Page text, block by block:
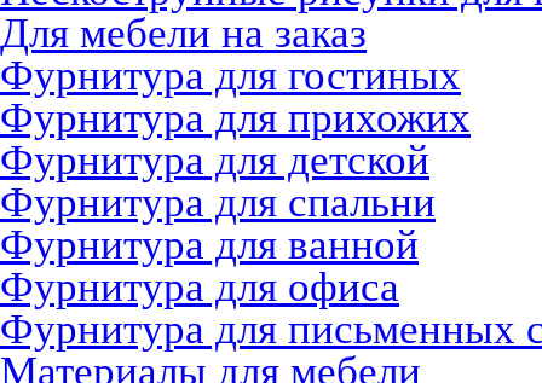
Для мебели на заказ
Фурнитура для гостиных
Фурнитура для прихожих
Фурнитура для детской
Фурнитура для спальни
Фурнитура для ванной
Фурнитура для офиса
Фурнитура для письменных
Материалы для мебели